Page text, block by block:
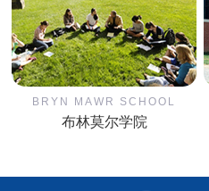
BRYN MAWR SCHOOL
布林莫尔学院